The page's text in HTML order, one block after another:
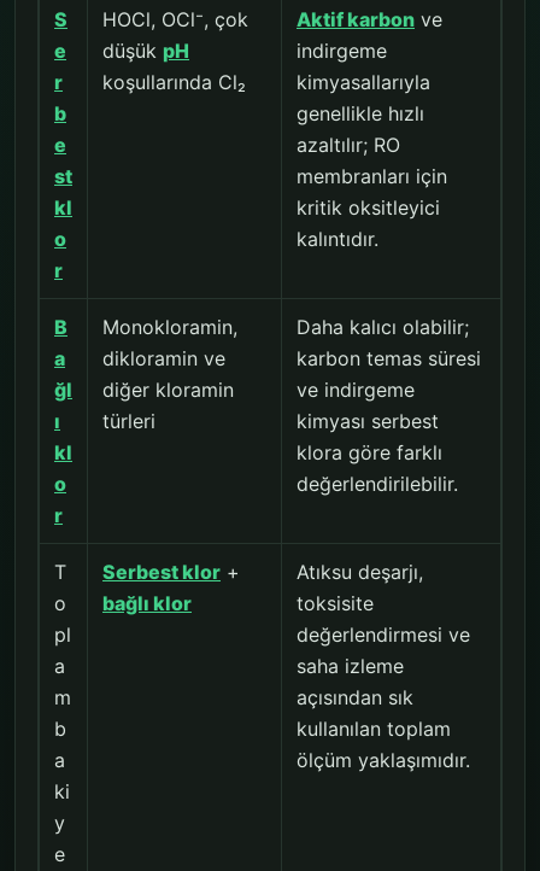
S
e
r
b
e
st
kl
o
r
HOCl, OCl⁻, çok
düşük pH
koşullarında Cl₂
Aktif karbon ve
indirgeme
kimyasallarıyla
genellikle hızlı
azaltılır; RO
membranları için
kritik oksitleyici
kalıntıdır.
B
a
ğl
ı
kl
o
r
Monokloramin,
dikloramin ve
diğer kloramin
türleri
Daha kalıcı olabilir;
karbon temas süresi
ve indirgeme
kimyası serbest
klora göre farklı
değerlendirilebilir.
T
o
pl
a
m
b
a
ki
y
e
Serbest klor +
bağlı klor
Atıksu deşarjı,
toksisite
değerlendirmesi ve
saha izleme
açısından sık
kullanılan toplam
ölçüm yaklaşımıdır.